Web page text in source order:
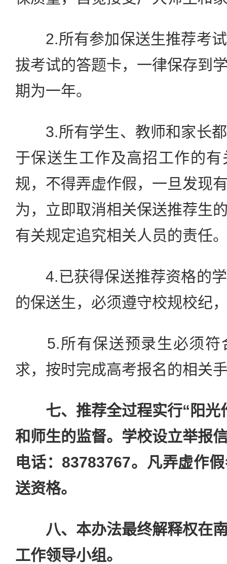
2.所有参加保送生推荐考试
拔考试的答题卡，一律保存到
期为一年。
3.所有学生、教师和家长都
于保送生工作及高招工作的
规，不得弄虚作假，一旦发现
为，立即取消相关保送推荐生
有关规定追究相关人员的责任
4.已获得保送推荐资格的学
的保送生，必须遵守校规校纪
5.所有保送预录生必须符
求，按时完成高考报名的相关
七、推荐全过程实行“阳
和师生的监督。学校设立举报
电话：83783767。凡弄虚作
送资格。
八、本办法最终解释权在南
工作领导小组。